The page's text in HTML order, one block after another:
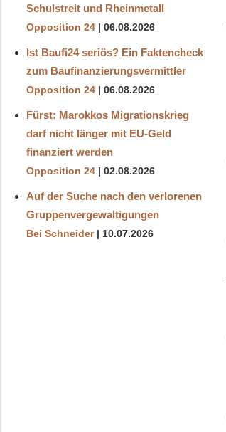
Schulstreit und Rheinmetall
Opposition 24 06.08.2026
Ist Baufi24 seriös? Ein Faktencheck
zum Baufinanzierungsvermittler
Opposition 24 06.08.2026
Fürst: Marokkos Migrationskrieg
darf nicht länger mit EU-Geld
finanziert werden
Opposition 24 02.08.2026
Auf der Suche nach den verlorenen
Gruppenvergewaltigungen
Bei Schneider 10.07.2026